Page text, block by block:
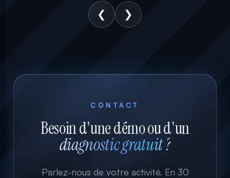
❮ ❯
CONTACT
Besoin d'une démo ou d'un
diagnostic gratuit ?
Parlez-nous de votre activité. En 30